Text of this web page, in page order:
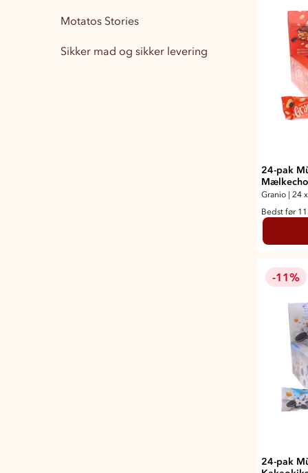
Boligindretning
Træningstøj Herre
Motatos Stories
Sikker mad og sikker levering
24-pak
Granio
24
Bedst før
-11%
24-pak